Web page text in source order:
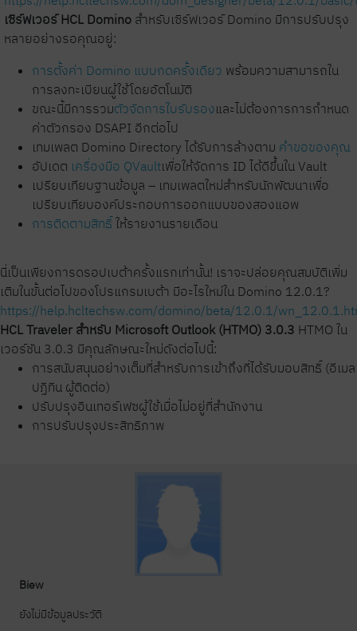
เซิร์ฟเวอร์ HCL Domino สำหรับเซิร์ฟเวอร์ Domino มีการปรับปรุง
หลายอย่างรอคุณอยู่:
การตั้งค่า Domino แบบกดครั้งเดียว พร้อมความสามารถใน
การลงทะเบียนผู้ใช้โดยอัตโนมัติ
ขณะนี้มีการรวมตัวจัดการใบรับรองและไม่ต้องการการกำหนด
ค่าตัวกรอง DSAPI อีกต่อไป
เทมเพลต Domino Directory ได้รับการล้างตาม คำขอของคุณ
อัปเดต เครื่องมือ QVaultเพื่อให้จัดการ ID ได้ดีขึ้นใน Vault
เปรียบเทียบฐานข้อมูล – เทมเพลตใหม่สำหรับนักพัฒนาเพื่อ
เปรียบเทียบองค์ประกอบการออกแบบของสองแอพ
การติดตามสิทธิ์ ให้รายงานรายเดือน
นี่เป็นเพียงการดรอปเบต้าครั้งแรกเท่านั้น! เราจะปล่อยคุณสมบัติเพิ่ม
เติมในขั้นต่อไปของโปรแกรมเบต้า มีอะไรใหม่ใน Domino 12.0.1?
https://help.hcltechsw.com/domino/beta/12.0.1/
HCL Traveler สำหรับ Microsoft Outlook (HTMO) 3.0.3 HTMO ใน
เวอร์ชัน 3.0.3 มีคุณลักษณะใหม่ดังต่อไปนี้:
การสนับสนุนอย่างเต็มที่สำหรับการเข้าถึงที่ได้รับมอบสิทธิ์ (อีเมล
ปฏิทิน ผู้ติดต่อ)
ปรับปรุงอินเทอร์เฟซผู้ใช้เมื่อไม่อยู่ที่สำนักงาน
การปรับปรุงประสิทธิภาพ
Biew
ยังไม่มีข้อมูลประวัติ